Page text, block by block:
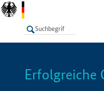
LISTE
Erfolgreiche